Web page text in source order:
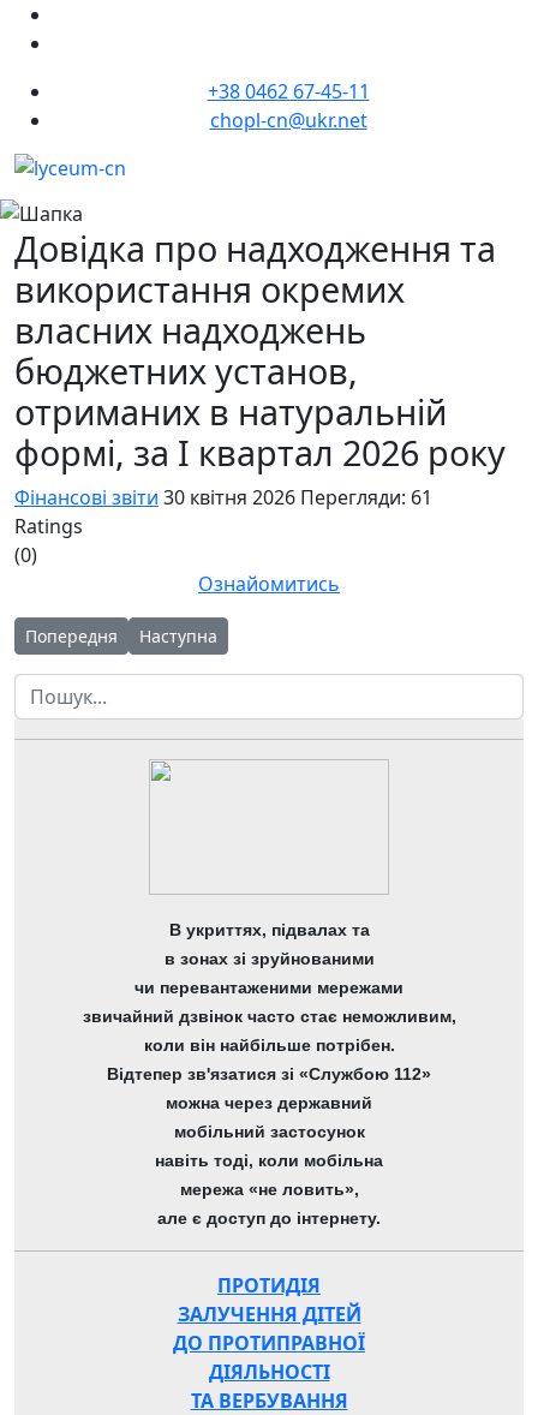
+38 0462 67-45-11
chopl-cn@ukr.net
Довідка про надходження та
використання окремих
власних надходжень
бюджетних установ,
отриманих в натуральній
формі, за I квартал 2026 року
Фінансові звіти 30 квітня 2026 Перегляди: 61
Ratings
(0)
Ознайомитись
Попередня стаття: Звіт про надходження і використання
Попередня Наступна стаття: ПОЯСНЮВАЛЬНА ЗАПИСКА за
Наступна
Пошук
В укриттях, підвалах та
в зонах зі зруйнованими
чи перевантаженими мережами
звичайний дзвінок часто стає неможливим,
коли він найбільше потрібен.
Відтепер зв'язатися зі «Службою 112»
можна через державний
мобільний застосунок
навіть тоді, коли мобільна
мережа «не ловить»,
але є доступ до інтернету.
ПРОТИДІЯ
ЗАЛУЧЕННЯ ДІТЕЙ
ДО ПРОТИПРАВНОЇ
ДІЯЛЬНОСТІ
ТА ВЕРБУВАННЯ